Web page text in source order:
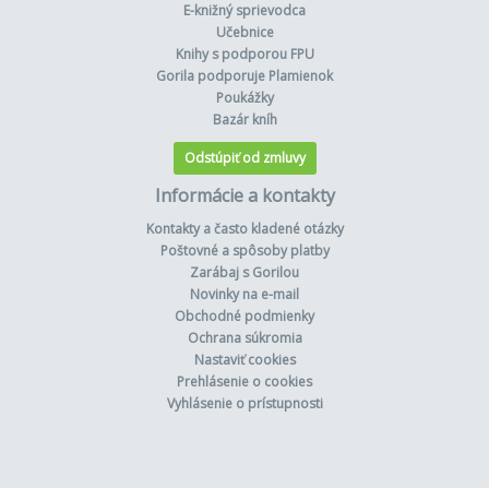
E-knižný sprievodca
Učebnice
Knihy s podporou FPU
Gorila podporuje Plamienok
Poukážky
Bazár kníh
Odstúpiť od zmluvy
Informácie a kontakty
Kontakty a často kladené otázky
Poštovné a spôsoby platby
Zarábaj s Gorilou
Novinky na e-mail
Obchodné podmienky
Ochrana súkromia
Nastaviť cookies
Prehlásenie o cookies
Vyhlásenie o prístupnosti